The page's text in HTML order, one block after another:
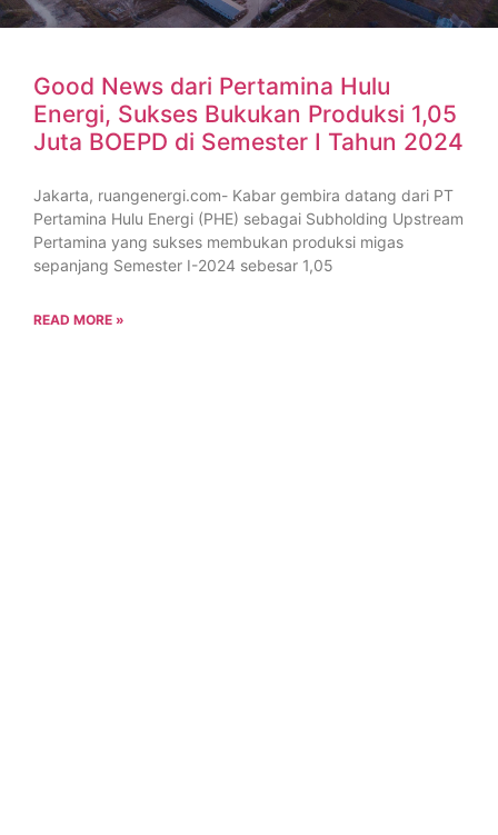
Good News dari Pertamina Hulu
Energi, Sukses Bukukan Produksi 1,05
Juta BOEPD di Semester I Tahun 2024
Jakarta, ruangenergi.com- Kabar gembira datang dari PT
Pertamina Hulu Energi (PHE) sebagai Subholding Upstream
Pertamina yang sukses membukan produksi migas
sepanjang Semester I-2024 sebesar 1,05
READ MORE »